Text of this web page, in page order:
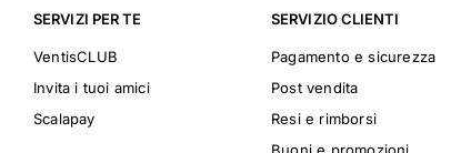
SERVIZI PER TE
VentisCLUB
Invita i tuoi amici
Scalapay
SERVIZIO CLIENTI
Pagamento e sicurezza
Post vendita
Resi e rimborsi